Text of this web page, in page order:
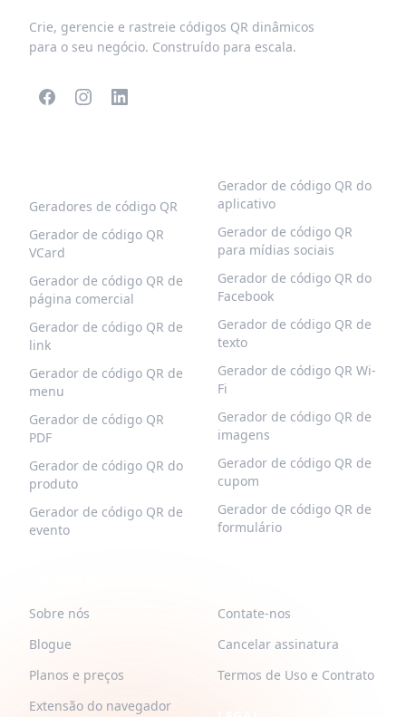
Crie, gerencie e rastreie códigos QR dinâmicos
para o seu negócio. Construído para escala.
Geradores de código QR
Gerador de código QR
VCard
Gerador de código QR de
página comercial
Gerador de código QR de
link
Gerador de código QR de
menu
Gerador de código QR
PDF
Gerador de código QR do
produto
Gerador de código QR de
evento
Gerador de código QR do
aplicativo
Gerador de código QR
para mídias sociais
Gerador de código QR do
Facebook
Gerador de código QR de
texto
Gerador de código QR Wi-
Fi
Gerador de código QR de
imagens
Gerador de código QR de
cupom
Gerador de código QR de
formulário
Sobre nós
Blogue
Planos e preços
Extensão do navegador
Contate-nos
Cancelar assinatura
Termos de Uso e Contrato